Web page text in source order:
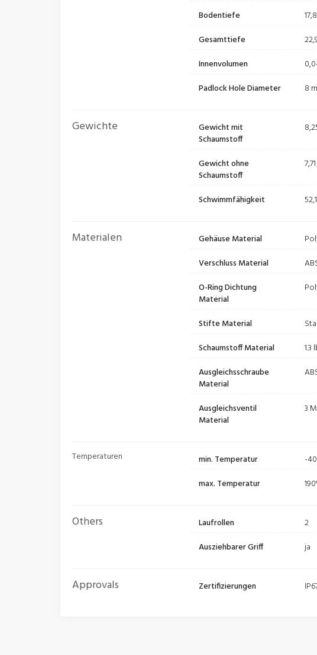
Bodentiefe
Gesamttiefe
Innenvolumen
Padlock Hole Diameter
8
Gewichte
Gewicht mit
Schaumstoff
Gewicht ohne
Schaumstoff
Schwimmfähigkeit
Materialen Gehäuse Material
Verschluss Material
O-Ring Dichtung
Material
Stifte Material
Schaumstoff Material
Ausgleichsschraube
Material
Ausgleichsventil
Material
3
Temperaturen min. Temperatur
-
max. Temperatur
Others Laufrollen
2
Ausziehbarer Griff
ja
Approvals Zertifizierungen